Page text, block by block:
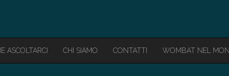
ASCOLTARCI CHI SIAMO CONTATTI WOMBAT NEL